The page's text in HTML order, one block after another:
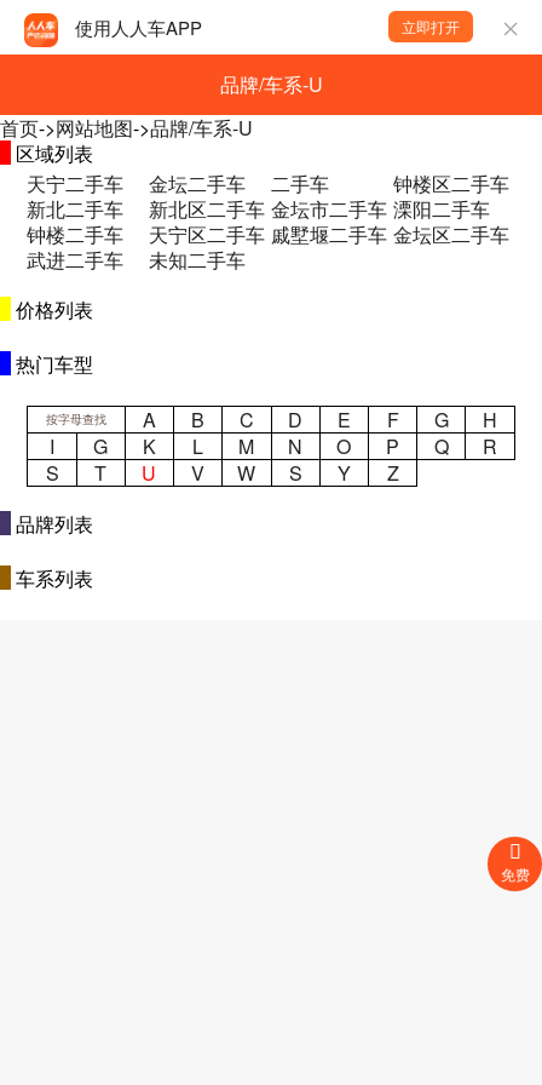
使用人人车APP 立即打开
品牌/车系-U
首页->网站地图->品牌/车系-U
区域列表
天宁二手车
金坛二手车 二手车
钟楼区二手车
新北二手车
新北区二手车 金坛市二手车 溧阳二手车
钟楼二手车
天宁区二手车 戚墅堰二手车 金坛区二手车
武进二手车
未知二手车
价格列表
热门车型
按字母查找 A B C D E F G
H
I
G K L M N O P Q
R
S
T U V W S Y
Z
品牌列表
车系列表
免费